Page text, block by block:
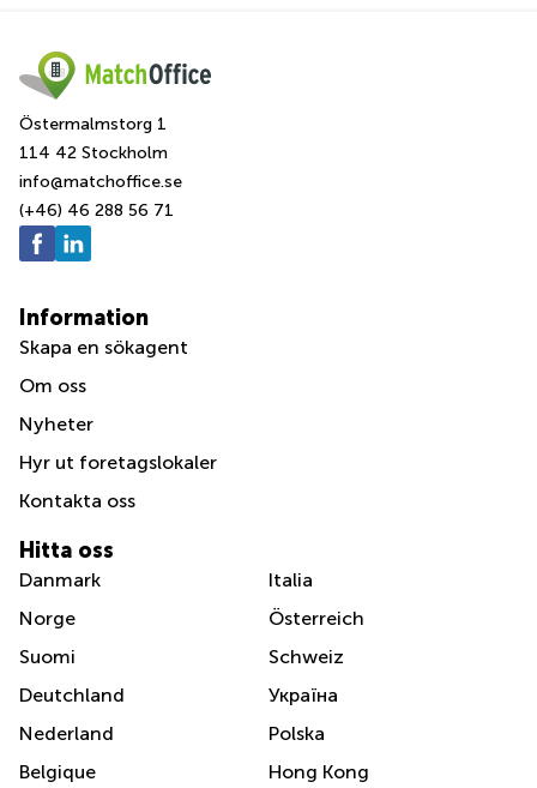
Östermalmstorg 1
114 42 Stockholm
info@matchoffice.se
(+46) 46 288 56 71
Information
Skapa en sökagent
Om oss
Nyheter
Hyr ut foretagslokaler
Kontakta oss
Hitta oss
Danmark
Norge
Suomi
Deutchland
Nederland
Belgique
Italia
Österreich
Schweiz
Україна
Polska
Hong Kong